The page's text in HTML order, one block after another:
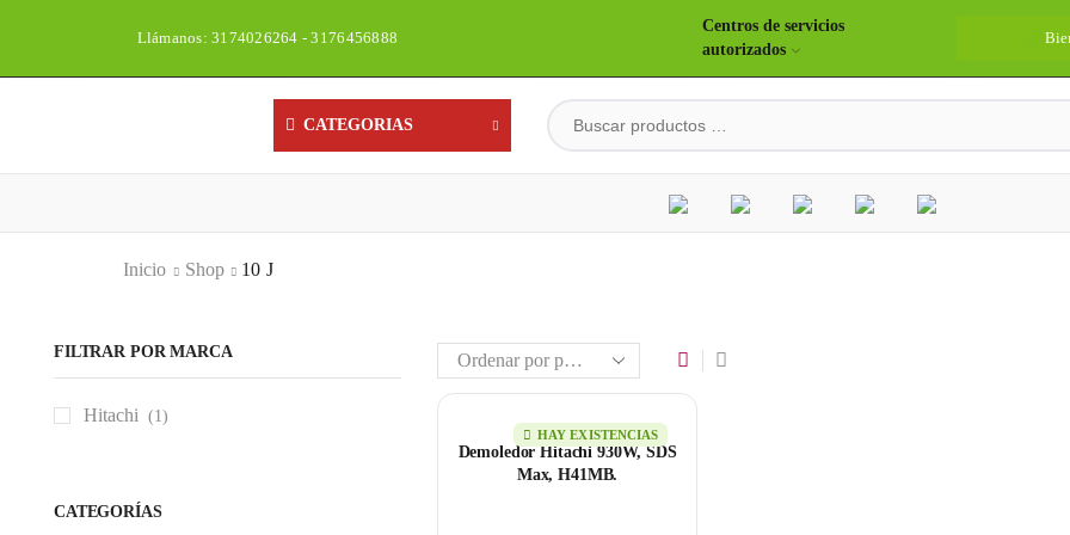
Llámanos: 3174026264 - 3176456888
Centros de servicios
autorizados
CATEGORIAS
Inicio Shop 10 J
HAY EXISTENCIAS
Demoledor Hitachi 930W, SDS
Max, H41MB.
FILTRAR POR MARCA
Hitachi (1)
CATEGORÍAS